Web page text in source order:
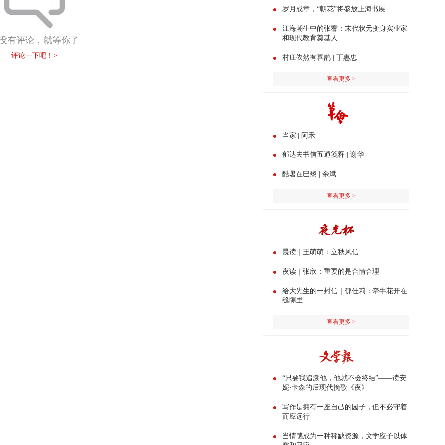
有评论，就等你了
评论一下吧！>
岁月成章，“朝花”将盛放上海书展
江海潮生中的张謇：末代状元变身实业家
和现代教育奠基人
村庄依然有喜鹊 | 丁惠忠
查看更多 >
当家 | 阿禾
郁达夫书信五通笺释 | 谢华
酷暑在巴黎 | 余斌
查看更多 >
晨读｜王萌萌：立秋风信
夜读｜张欣：重要的是合情合理
给大先生的一封信｜郁佳莉：牵牛花开在
缝隙里
查看更多 >
“只要我追溯他，他就不会终结”——读安
妮·卡森的后现代挽歌《夜》
写作是拥有一座自己的园子，但不必守着
而应远行
当情感成为一种稀缺资源，文学应予以体